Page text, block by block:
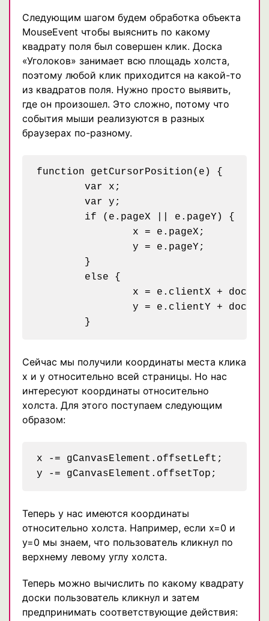
Следующим шагом будем обработка объекта
MouseEvent чтобы выяснить по какому
квадрату поля был совершен клик. Доска
«Уголоков» занимает всю площадь холста,
поэтому любой клик приходится на какой-то
из квадратов поля. Нужно просто выявить,
где он произошел. Это сложно, потому что
события мыши реализуются в разных
браузерах по-разному.
function getCursorPosition(e) {
Сейчас мы получили координаты места клика
x и y относительно всей страницы. Но нас
интересуют координаты относительно
холста. Для этого поступаем следующим
образом:
x -= gCanvasElement.offsetLeft;
Теперь у нас имеются координаты
относительно холста. Например, если x=0 и
y=0 мы знаем, что пользователь кликнул по
верхнему левому углу холста.
Теперь можно вычислить по какому квадрату
доски пользователь кликнул и затем
предпринимать соответствующие действия: